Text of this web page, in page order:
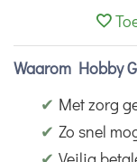
Waarom Hobby
✔ Met zorg
✔ Zo snel